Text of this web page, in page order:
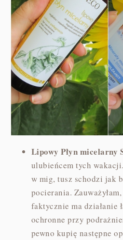
Lipowy Płyn micelarny
ulubieńcem tych
w mig, tusz schodzi jak
pocierania.
faktycznie ma działanie
ochronne przy
pewno kupię następne